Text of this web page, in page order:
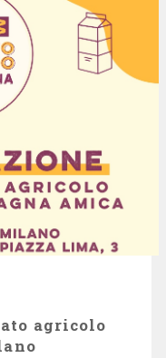
2013 – Energia
fragole volant
– Il Noè
agricolo